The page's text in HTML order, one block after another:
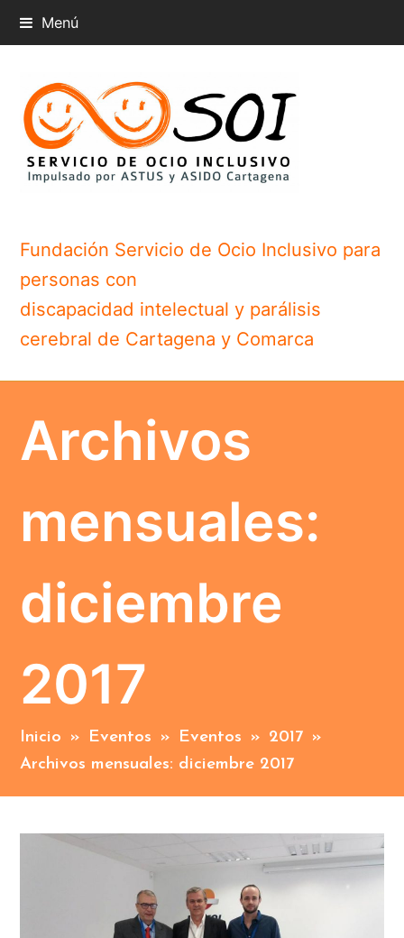
Menú
Fundación Servicio de Ocio Inclusivo para
personas con
discapacidad intelectual y parálisis
cerebral de Cartagena y Comarca
Archivos
mensuales:
diciembre
2017
Inicio » Eventos » Eventos » 2017 »
Archivos mensuales: diciembre 2017